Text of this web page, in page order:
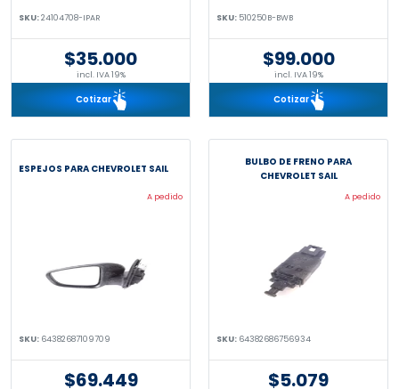
SKU:24104708-IPAR
$35.000
incl. IVA 19%
Cotizar
SKU: 510250B-BWB
$99.000
incl. IVA 19%
Cotizar
ESPEJOS PARA CHEVROLET SAIL
A pedido
SKU: 64382687109709
$69.449
BULBO DE FRENO PARA
CHEVROLET SAIL
A pedido
SKU: 64382686756934
$5.079